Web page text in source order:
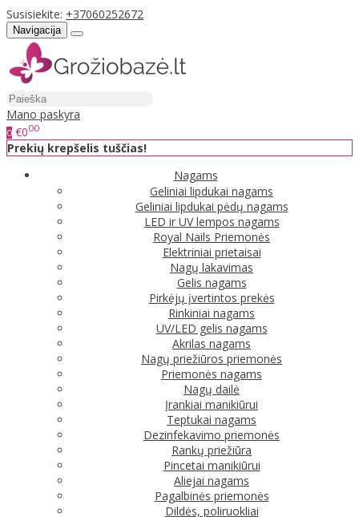
Susisiekite: +37060252672
Navigacija
Mano paskyra
0 €000
Prekių krepšelis tuščias!
Nagams
Geliniai lipdukai nagams
Geliniai lipdukai pėdų nagams
LED ir UV lempos nagams
Royal Nails Priemonės
Elektriniai prietaisai
Nagų lakavimas
Gelis nagams
Pirkėjų įvertintos prekės
Rinkiniai nagams
UV/LED gelis nagams
Akrilas nagams
Nagų priežiūros priemonės
Priemonės nagams
Nagų dailė
Įrankiai manikiūrui
Teptukai nagams
Dezinfekavimo priemonės
Rankų priežiūra
Pincetai manikiūrui
Aliejai nagams
Pagalbinės priemonės
Dildės, poliruokliai